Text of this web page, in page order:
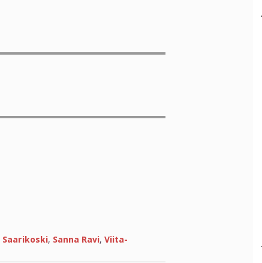
Saarikoski, Sanna Ravi, Viita-